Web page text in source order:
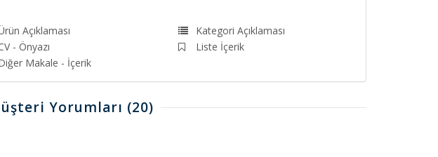
Açıklaması
Kategori Açıklaması
- Önyazı
Liste İçerik
Makale - İçerik
Yorumları (20)